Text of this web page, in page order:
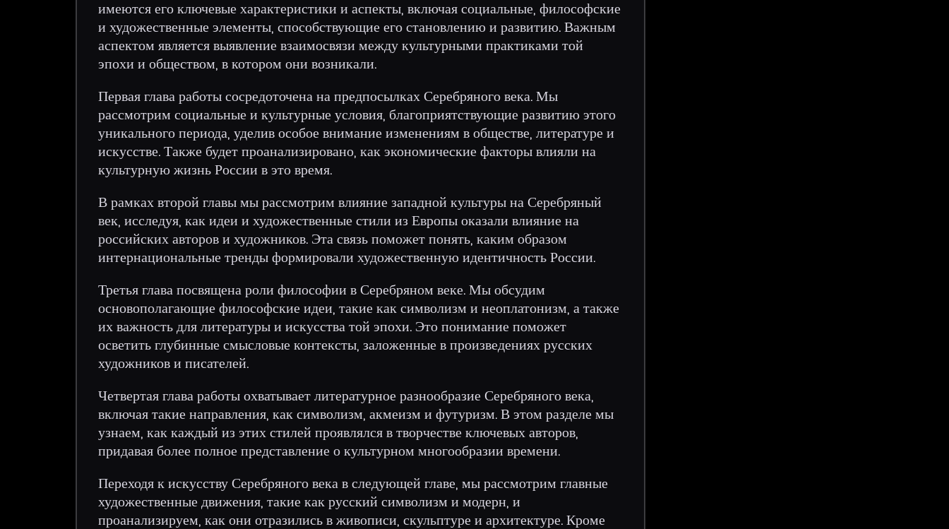
имеются его ключевые характеристики и аспекты, включая социальные, философские
и художественные элементы, способствующие его становлению и развитию. Важным
аспектом является выявление взаимосвязи между культурными практиками той
эпохи и обществом, в котором они возникали.
Первая глава работы сосредоточена на предпосылках Серебряного века. Мы
рассмотрим социальные и культурные условия, благоприятствующие развитию этого
уникального периода, уделив особое внимание изменениям в обществе, литературе и
искусстве. Также будет проанализировано, как экономические факторы влияли на
культурную жизнь России в это время.
В рамках второй главы мы рассмотрим влияние западной культуры на Серебряный
век, исследуя, как идеи и художественные стили из Европы оказали влияние на
российских авторов и художников. Эта связь поможет понять, каким образом
интернациональные тренды формировали художественную идентичность России.
Третья глава посвящена роли философии в Серебряном веке. Мы обсудим
основополагающие философские идеи, такие как символизм и неоплатонизм, а также
их важность для литературы и искусства той эпохи. Это понимание поможет
осветить глубинные смысловые контексты, заложенные в произведениях русских
художников и писателей.
Четвертая глава работы охватывает литературное разнообразие Серебряного века,
включая такие направления, как символизм, акмеизм и футуризм. В этом разделе мы
узнаем, как каждый из этих стилей проявлялся в творчестве ключевых авторов,
придавая более полное представление о культурном многообразии времени.
Переходя к искусству Серебряного века в следующей главе, мы рассмотрим главные
художественные движения, такие как русский символизм и модерн, и
проанализируем, как они отразились в живописи, скульптуре и архитектуре. Кроме